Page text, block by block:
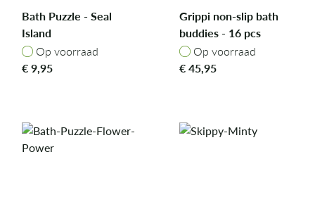
Bath Puzzle - Seal
Island
Op voorraad
Op voorraad
€9,95
Grippi non-slip bath
buddies - 16 pcs
Op voorraad
Op voorraad
€45,95